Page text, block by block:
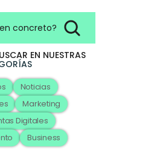
concreto?
EN NUESTRAS
Noticias
Marketing
Digitales
Business